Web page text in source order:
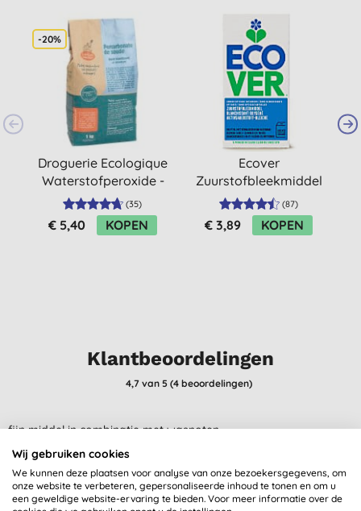
-20%
Droguerie Ecologique
Waterstofperoxide -
Sodium Percarbonate
1KG
(35)
€ 5,40 KOPEN
Ecover
Zuurstofbleekmiddel
(87)
€ 3,89 KOPEN
Klantbeoordelingen
4,7van 5 (4 beoordelingen)
fijn middel in combinatie met wasnoten
18-4-2023
Heel blij met dit product. Ik gebruik het voor de witte was bij het
Wij gebruiken cookies
We kunnen deze plaatsen voor analyse van onze bezoekersgegevens, om
onze website te verbeteren, gepersonaliseerde inhoud te tonen en om u
een geweldige website-ervaring te bieden. Voor meer informatie over de